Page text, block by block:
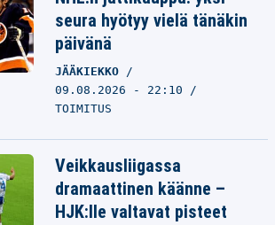
seura hyötyy vielä tänäkin
päivänä
JÄÄKIEKKO
09.08.2026 - 22:10
TOIMITUS
Veikkausliigassa
dramaattinen käänne –
HJK:lle valtavat pisteet